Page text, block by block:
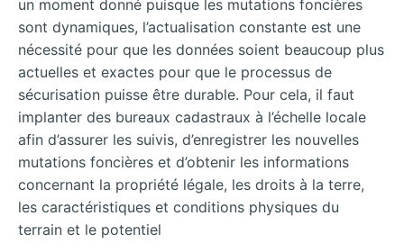
un moment donné puisque les mutations foncières
sont dynamiques, l’actualisation constante est une
nécessité pour que les données soient beaucoup plus
actuelles et exactes pour que le processus de
sécurisation puisse être durable. Pour cela, il faut
implanter des bureaux cadastraux à l’échelle locale
afin d’assurer les suivis, d’enregistrer les nouvelles
mutations foncières et d’obtenir les informations
concernant la propriété légale, les droits à la terre,
les caractéristiques et conditions physiques du
terrain et le potentiel